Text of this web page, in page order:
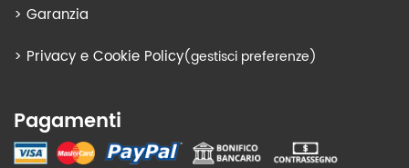
> Garanzia
> Privacy e Cookie Policy(gestisci preferenze)
Pagamenti